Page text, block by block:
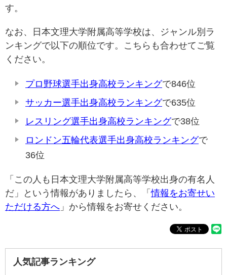
す。
なお、日本文理大学附属高等学校は、ジャンル別ラ
ンキングで以下の順位です。こちらも合わせてご覧
ください。
プロ野球選手出身高校ランキングで846位
サッカー選手出身高校ランキングで635位
レスリング選手出身高校ランキングで38位
ロンドン五輪代表選手出身高校ランキングで
36位
「この人も日本文理大学附属高等学校出身の有名人
だ」という情報がありましたら、「情報をお寄せい
ただける方へ 」から情報をお寄せください。
人気記事ランキング